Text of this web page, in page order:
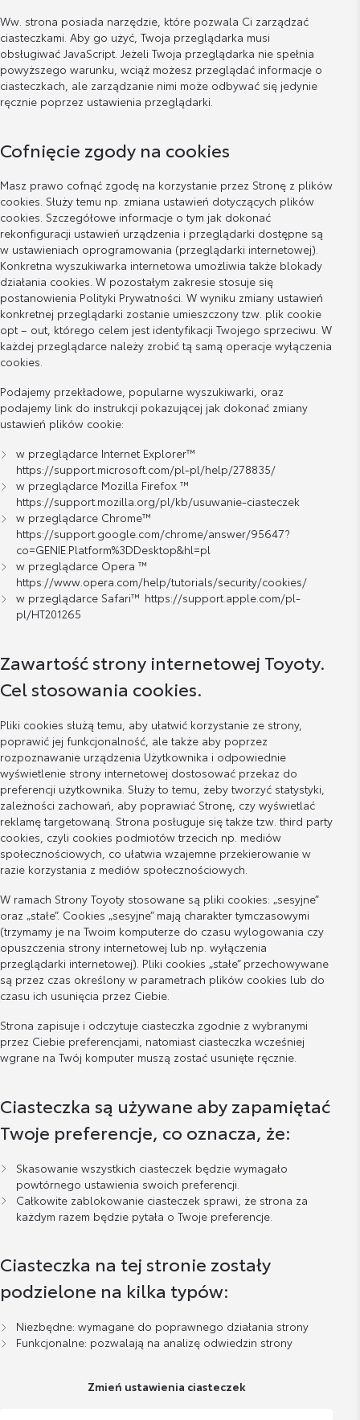
Ww. strona posiada narzędzie, które pozwala Ci zarządzać
ciasteczkami. Aby go użyć, Twoja przeglądarka musi
obsługiwać JavaScript. Jeżeli Twoja przeglądarka nie spełnia
powyższego warunku, wciąż możesz przeglądać informacje o
ciasteczkach, ale zarządzanie nimi może odbywać się jedynie
ręcznie poprzez ustawienia przeglądarki.
Cofnięcie zgody na cookies
Masz prawo cofnąć zgodę na korzystanie przez Stronę z plików
cookies. Służy temu np. zmiana ustawień dotyczących plików
cookies. Szczegółowe informacje o tym jak dokonać
rekonfiguracji ustawień urządzenia i przeglądarki dostępne są
w ustawieniach oprogramowania (przeglądarki internetowej).
Konkretna wyszukiwarka internetowa umożliwia także blokady
działania cookies. W pozostałym zakresie stosuje się
postanowienia Polityki Prywatności. W wyniku zmiany ustawień
konkretnej przeglądarki zostanie umieszczony tzw. plik cookie
opt – out, którego celem jest identyfikacji Twojego sprzeciwu. W
każdej przeglądarce należy zrobić tą samą operacje wyłączenia
cookies.
Podajemy przekładowe, popularne wyszukiwarki, oraz
podajemy link do instrukcji pokazującej jak dokonać zmiany
ustawień plików cookie:
w przeglądarce Internet Explorer™
https://support.microsoft.com/pl-pl/help/278835/
w przeglądarce Mozilla Firefox ™
https://support.mozilla.org/pl/kb/usuwanie-ciasteczek
w przeglądarce Chrome™
https://support.google.com/chrome/answer/95647?
co=GENIE.Platform%3DDesktop&hl=pl
w przeglądarce Opera ™
https://www.opera.com/help/tutorials/security/cookies/
w przeglądarce Safari™ https://support.apple.com/pl-
pl/HT201265
Zawartość strony internetowej Toyoty.
Cel stosowania cookies.
Pliki cookies służą temu, aby ułatwić korzystanie ze strony,
poprawić jej funkcjonalność, ale także aby poprzez
rozpoznawanie urządzenia Użytkownika i odpowiednie
wyświetlenie strony internetowej dostosować przekaz do
preferencji użytkownika. Służy to temu, żeby tworzyć statystyki,
zależności zachowań, aby poprawiać Stronę, czy wyświetlać
reklamę targetowaną. Strona posługuje się także tzw. third party
cookies, czyli cookies podmiotów trzecich np. mediów
społecznościowych, co ułatwia wzajemne przekierowanie w
razie korzystania z mediów społecznościowych.
W ramach Strony Toyoty stosowane są pliki cookies: „sesyjne”
oraz „stałe”. Cookies „sesyjne” mają charakter tymczasowymi
(trzymamy je na Twoim komputerze do czasu wylogowania czy
opuszczenia strony internetowej lub np. wyłączenia
przeglądarki internetowej). Pliki cookies „stałe” przechowywane
są przez czas określony w parametrach plików cookies lub do
czasu ich usunięcia przez Ciebie.
Strona zapisuje i odczytuje ciasteczka zgodnie z wybranymi
przez Ciebie preferencjami, natomiast ciasteczka wcześniej
wgrane na Twój komputer muszą zostać usunięte ręcznie.
Ciasteczka są używane aby zapamiętać
Twoje preferencje, co oznacza, że:
Skasowanie wszystkich ciasteczek będzie wymagało
powtórnego ustawienia swoich preferencji.
Całkowite zablokowanie ciasteczek sprawi, że strona za
każdym razem będzie pytała o Twoje preferencje.
Ciasteczka na tej stronie zostały
podzielone na kilka typów:
Niezbędne: wymagane do poprawnego działania strony
Funkcjonalne: pozwalają na analizę odwiedzin strony
Zmień ustawienia ciasteczek